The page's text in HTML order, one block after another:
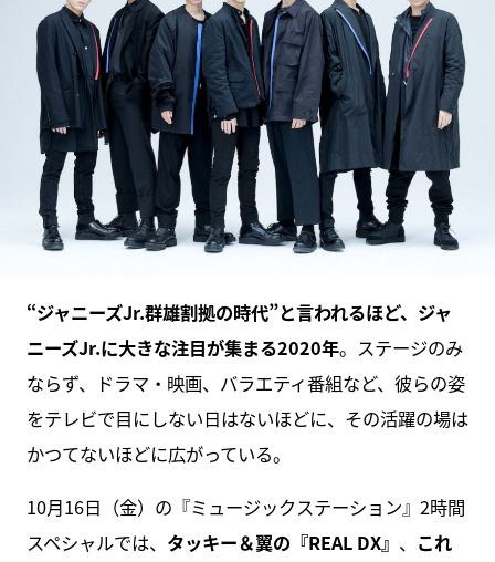
“ジャニーズJr.群雄割拠の時代”と言われるほど、ジャ
ニーズJr.に大きな注目が集まる2020年。ステージのみ
ならず、ドラマ・映画、バラエティ番組など、彼らの姿
をテレビで目にしない日はないほどに、その活躍の場は
かつてないほどに広がっている。
10月16日（金）の『ミュージックステーション』2時間
スペシャルでは、 タッキー＆翼の『REAL DX』 、 これ